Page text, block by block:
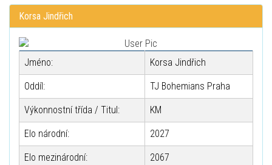
Korsa Jindřich
Jméno: Korsa Jindřich
Oddíl: TJ Bohemians Praha
Výkonnostní třída / Titul: KM
Elo národní: 2027
Elo mezinárodní: 2067